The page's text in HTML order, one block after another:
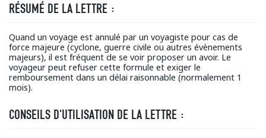
RÉSUMÉ DE LA LETTRE :
Quand un voyage est annulé par un voyagiste pour cas de
force majeure (cyclone, guerre civile ou autres évènements
majeurs), il est fréquent de se voir proposer un avoir. Le
voyageur peut refuser cette formule et exiger le
remboursement dans un délai raisonnable (normalement 1
mois).
CONSEILS D'UTILISATION DE LA LETTRE :